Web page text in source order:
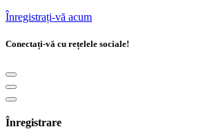
Înregistrați-vă acum
Conectați-vă cu rețelele sociale!
Înregistrare